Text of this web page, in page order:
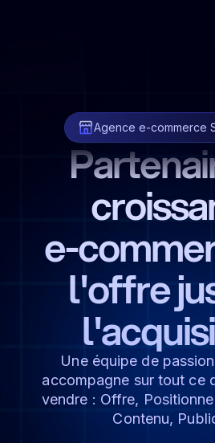
Agence e-commerce
e-
l'offre
Une équipe de
accompagne sur tout ce
vendre : Offre,
Contenu,